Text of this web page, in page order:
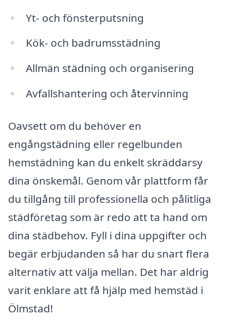
Yt- och fönsterputsning
Kök- och badrumsstädning
Allmän städning och organisering
Avfallshantering och återvinning
Oavsett om du behöver en
engångstädning eller regelbunden
hemstädning kan du enkelt skräddarsy
dina önskemål. Genom vår plattform får
du tillgång till professionella och pålitliga
städföretag som är redo att ta hand om
dina städbehov. Fyll i dina uppgifter och
begär erbjudanden så har du snart flera
alternativ att välja mellan. Det har aldrig
varit enklare att få hjälp med hemstäd i
Ölmstad!